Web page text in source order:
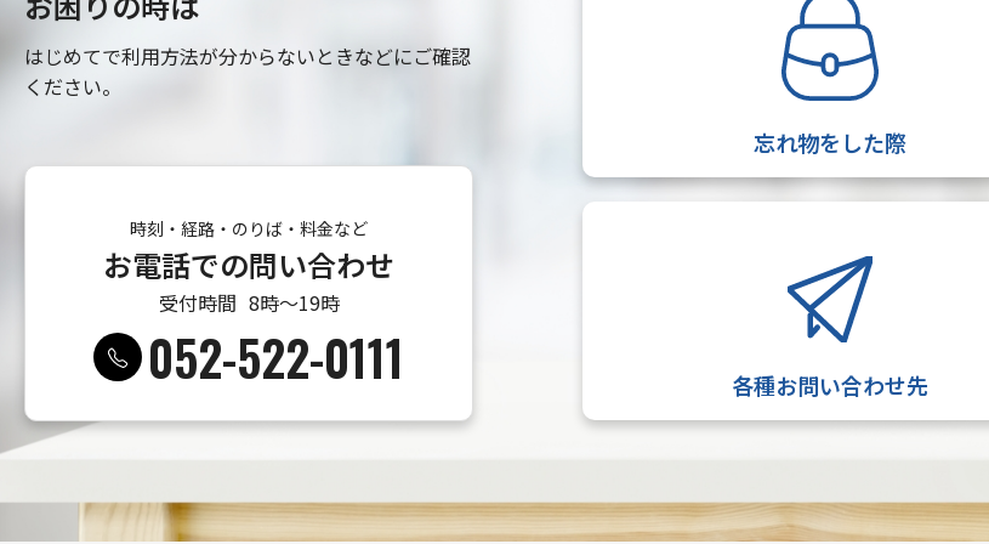
はじめてで利用方法が分からないときなどにご確認
ください。
忘れ物をした際
各種お問い合わせ先
時刻・経路・のりば・料金など
お電話での問い合わせ
受付時間 8時〜19時
052-522-0111